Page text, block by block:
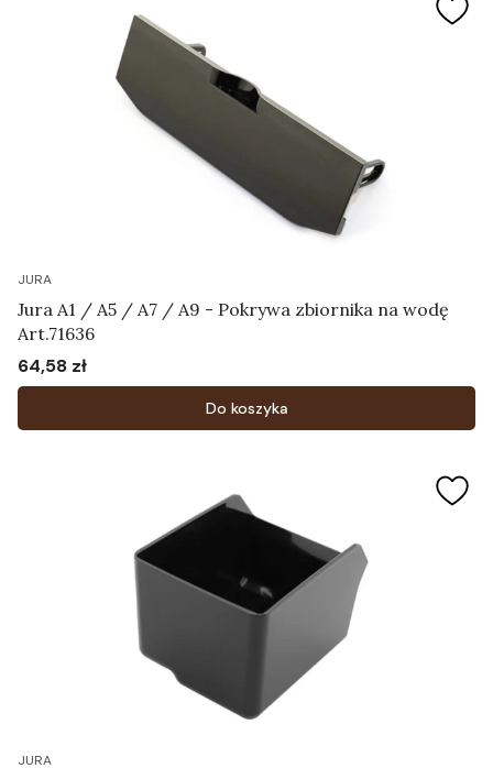
JURA
Jura A1 / A5 / A7 / A9 - Pokrywa zbiornika na wodę
Art.71636
Cena
64,58 zł
Do koszyka
JURA